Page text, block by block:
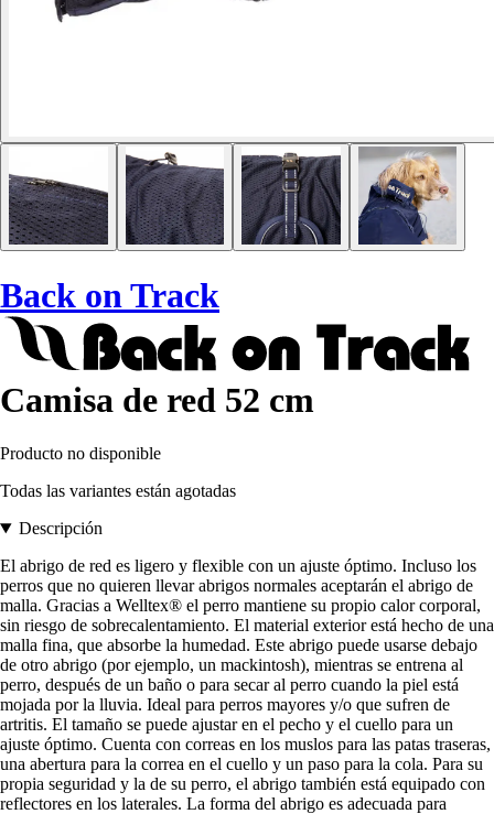
Back on Track
Camisa de red 52 cm
Producto no disponible
Todas las variantes están agotadas
Descripción
El abrigo de red es ligero y flexible con un ajuste óptimo. Incluso los
perros que no quieren llevar abrigos normales aceptarán el abrigo de
malla. Gracias a Welltex® el perro mantiene su propio calor corporal,
sin riesgo de sobrecalentamiento. El material exterior está hecho de una
malla fina, que absorbe la humedad. Este abrigo puede usarse debajo
de otro abrigo (por ejemplo, un mackintosh), mientras se entrena al
perro, después de un baño o para secar al perro cuando la piel está
mojada por la lluvia. Ideal para perros mayores y/o que sufren de
artritis. El tamaño se puede ajustar en el pecho y el cuello para un
ajuste óptimo. Cuenta con correas en los muslos para las patas traseras,
una abertura para la correa en el cuello y un paso para la cola. Para su
propia seguridad y la de su perro, el abrigo también está equipado con
reflectores en los laterales. La forma del abrigo es adecuada para